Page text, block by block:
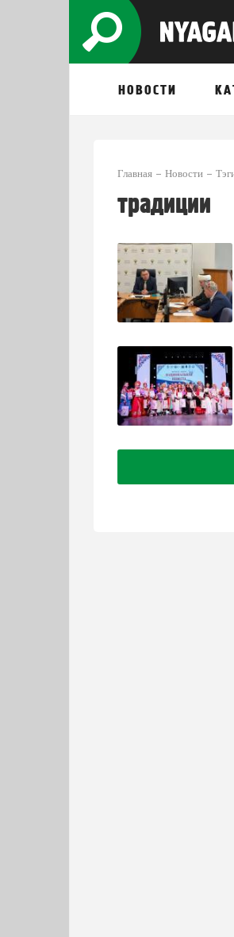
НОВОСТИ
Главная Новости
традиции